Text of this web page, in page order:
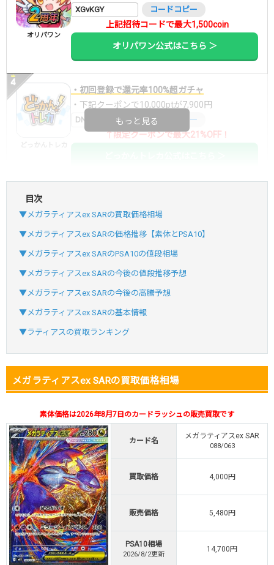
オリパワン
XGvKGY コードコピー
上記招待コードで最大1,500coin
オリパワン公式はこちら ＞
・初回登録で還元率100%超ガチャ
・下記クーポンで10,000ptが7,900円
DNGBIF4X コードコピー
↑限定クーポンで最大21%OFF！
おりパンダ
・新規登録で6種類アド確解禁
SVGC7P コードコピー
オリパスタジアム
・新規登録で6種類アド確解禁
オリくじ
・新規限定！8種類の激熱オリパ
新規登録で無料100連できる
TORAオリパ
・リリース1周年イベント開催中！
・新規登録で最大90%OFF
初回登録で4種類アド確解放
TORAオリパ公式はこちら ＞
もっと見る
目次
▼メガラティアスex SARの買取価格相場
▼メガラティアスex SARの価格推移【素体とPSA10】
▼メガラティアスex SARのPSA10の値段相場
▼メガラティアスex SARの今後の値段推移予想
▼メガラティアスex SARの今後の高騰予想
▼メガラティアスex SARの基本情報
▼ラティアスの買取ランキング
メガラティアスex SARの買取価格相場
素体価格は2026年8月7日のカードラッシュの販売買取です
カード名
メガラティアスex SAR
088/063
買取価格 4,000円
販売価格 5,480円
PSA10相場
2026/8/2更新
14,700円